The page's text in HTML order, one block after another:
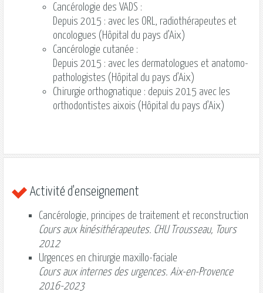
Cancérologie des VADS :
Depuis 2015 : avec les ORL, radiothérapeutes et
oncologues (Hôpital du pays d’Aix)
Cancérologie cutanée :
Depuis 2015 : avec les dermatologues et anatomo-
pathologistes (Hôpital du pays d’Aix)
Chirurgie orthognatique : depuis 2015 avec les
orthodontistes aixois (Hôpital du pays d’Aix)
Activité d'enseignement
Cancérologie, principes de traitement et reconstruction
Cours aux kinésithérapeutes. CHU Trousseau, Tours
2012
Urgences en chirurgie maxillo-faciale
Cours aux internes des urgences. Aix-en-Provence
2016-2023